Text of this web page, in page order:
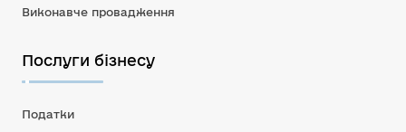
Виконавче провадження
Послуги бізнесу
Податки